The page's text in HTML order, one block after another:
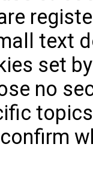
text
set
no